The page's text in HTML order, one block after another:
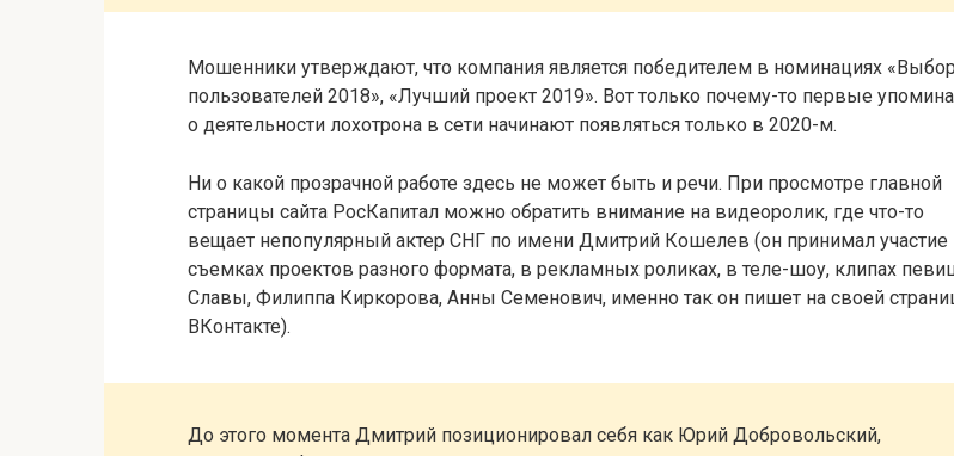
Мошенники утверждают, что компания является победителем в номинациях «Выбор
пользователей 2018», «Лучший проект 2019». Вот только почему-то первые
о деятельности лохотрона в сети начинают появляться только в 2020-м.
Ни о какой прозрачной работе здесь не может быть и речи. При просмотре главной
страницы сайта РосКапитал можно обратить внимание на видеоролик, где что-то
вещает непопулярный актер СНГ по имени Дмитрий Кошелев (он принимал участие
съемках проектов разного формата, в рекламных роликах, в теле-шоу, клипах
Славы, Филиппа Киркорова, Анны Семенович, именно так он пишет на своей
ВКонтакте).
До этого момента Дмитрий позиционировал себя как Юрий Добровольский,